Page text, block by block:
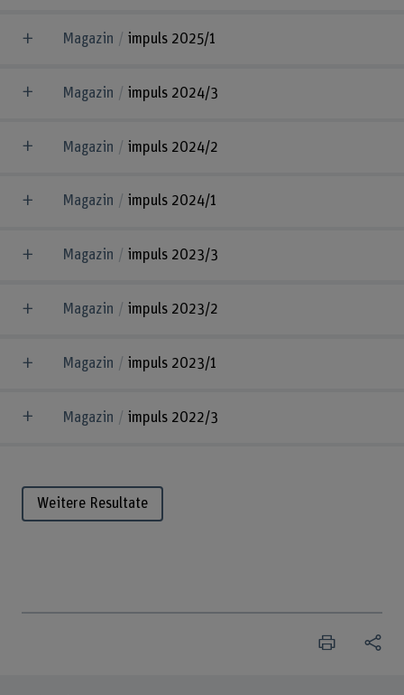
Magazin impuls 2025/1
Magazin impuls 2024/3
Magazin impuls 2024/2
Magazin impuls 2024/1
Magazin impuls 2023/3
Magazin impuls 2023/2
Magazin impuls 2023/1
Magazin impuls 2022/3
Weitere Resultate